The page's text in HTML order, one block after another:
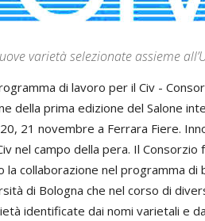
varietà selezionate assieme
di lavoro per il Civ -
della prima edizione del Salone
21 novembre a Ferrara Fiere.
nel campo della pera. Il
la collaborazione nel programma di
di Bologna che nel corso di
identificate dai nomi varietali e